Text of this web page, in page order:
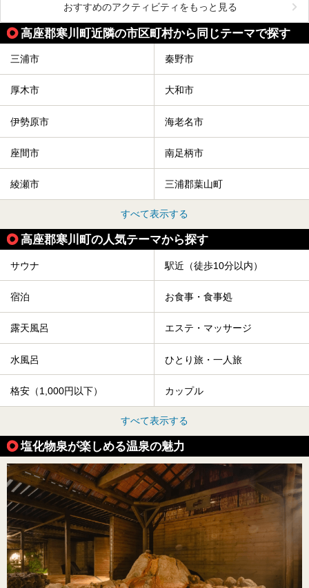
おすすめのアクティビティをもっと見る
高座郡寒川町近隣の市区町村から同じテーマで探す
三浦市 秦野市
厚木市 大和市
伊勢原市 海老名市
座間市 南足柄市
綾瀬市 三浦郡葉山町
すべて表示する
高座郡寒川町の人気テーマから探す
サウナ 駅近（徒歩10分以内）
宿泊 お食事・食事処
露天風呂 エステ・マッサージ
水風呂 ひとり旅・一人旅
格安（1,000円以下） カップル
すべて表示する
塩化物泉が楽しめる温泉の魅力